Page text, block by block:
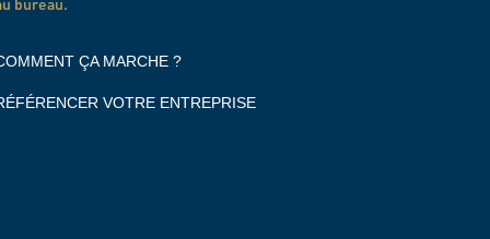
ÇA MARCHE ?
VOTRE ENTREPRISE